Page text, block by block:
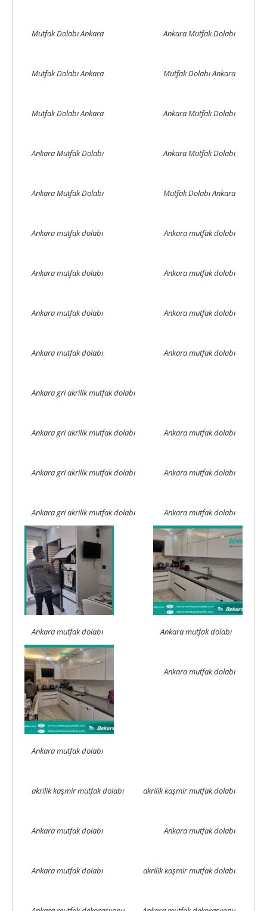
Mutfak Dolabı Ankara Ankara Mutfak Dolabı
Mutfak Dolabı Ankara Mutfak Dolabı Ankara
Mutfak Dolabı Ankara Ankara Mutfak Dolabı
Ankara Mutfak Dolabı Ankara Mutfak Dolabı
Ankara Mutfak Dolabı Mutfak Dolabı Ankara
Ankara mutfak dolabı Ankara mutfak dolabı
Ankara mutfak dolabı Ankara mutfak dolabı
Ankara mutfak dolabı Ankara mutfak dolabı
Ankara mutfak dolabı Ankara mutfak dolabı
Ankara gri akrilik mutfak dolabı
Ankara gri akrilik mutfak dolabı Ankara mutfak dolabı
Ankara gri akrilik mutfak dolabı Ankara mutfak dolabı
Ankara gri akrilik mutfak dolabı Ankara mutfak dolabı
Ankara mutfak dolabı Ankara mutfak dolabı
Ankara mutfak dolabı
Ankara mutfak dolabı
akrilik kaşmir mutfak dolabı akrilik kaşmir mutfak dolabı
Ankara mutfak dolabı Ankara mutfak dolabı
Ankara mutfak dolabı akrilik kaşmir mutfak dolabı